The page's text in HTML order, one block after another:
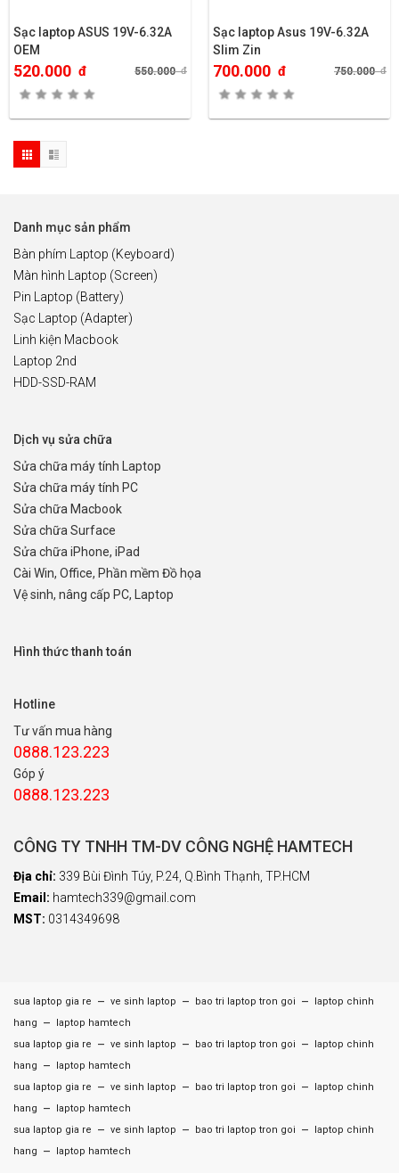
Sạc laptop ASUS 19V-6.32A
OEM
520.000 đ 550.000đ
Sạc laptop Asus 19V-6.32A
Slim Zin
700.000 đ 750.000đ
Danh mục sản phẩm
Bàn phím Laptop (Keyboard)
Màn hình Laptop (Screen)
Pin Laptop (Battery)
Sạc Laptop (Adapter)
Linh kiện Macbook
Laptop 2nd
HDD-SSD-RAM
Dịch vụ sửa chữa
Sửa chữa máy tính Laptop
Sửa chữa máy tính PC
Sửa chữa Macbook
Sửa chữa Surface
Sửa chữa iPhone, iPad
Cài Win, Office, Phần mềm Đồ họa
Vệ sinh, nâng cấp PC, Laptop
Hình thức thanh toán
Hotline
Tư vấn mua hàng
0888.123.223
Góp ý
0888.123.223
CÔNG TY TNHH TM-DV CÔNG NGHỆ HAMTECH
Địa chỉ: 339 Bùi Đình Túy, P.24, Q.Bình Thạnh, TP.HCM
Email: hamtech339@gmail.com
MST: 0314349698
sua laptop gia re – ve sinh laptop – bao tri laptop tron goi –
laptop chinh
hang
–
laptop hamtech
sua laptop gia re
– ve sinh laptop – bao tri laptop tron goi –
laptop chinh
hang
–
laptop hamtech
sua laptop gia re
– ve sinh laptop – bao tri laptop tron goi –
laptop chinh
hang
–
laptop hamtech
sua laptop gia re
– ve sinh laptop – bao tri laptop tron goi –
laptop chinh
hang
– laptop hamtech